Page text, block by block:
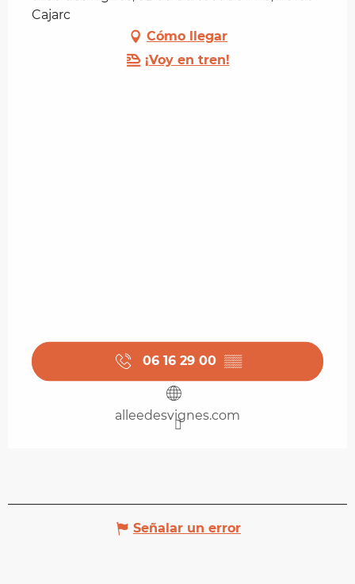
Cajarc
Cómo llegar
¡Voy en tren!
06 16 29 00 ▒▒
alleedesvignes.com
Señalar un error